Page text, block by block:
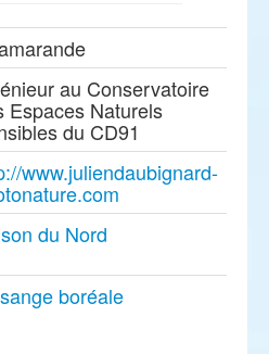
au Conservatoire
Espaces Naturels
du CD91
www.juliendaubignard-
du Nord
boréale